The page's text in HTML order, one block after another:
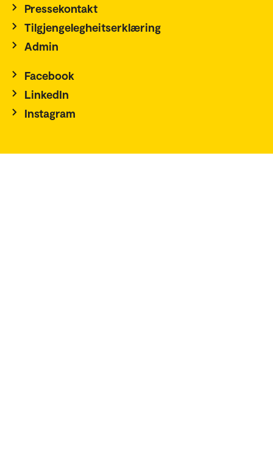
Pressekontakt
Tilgjengelegheitserklæring
Admin
Facebook
LinkedIn
Instagram